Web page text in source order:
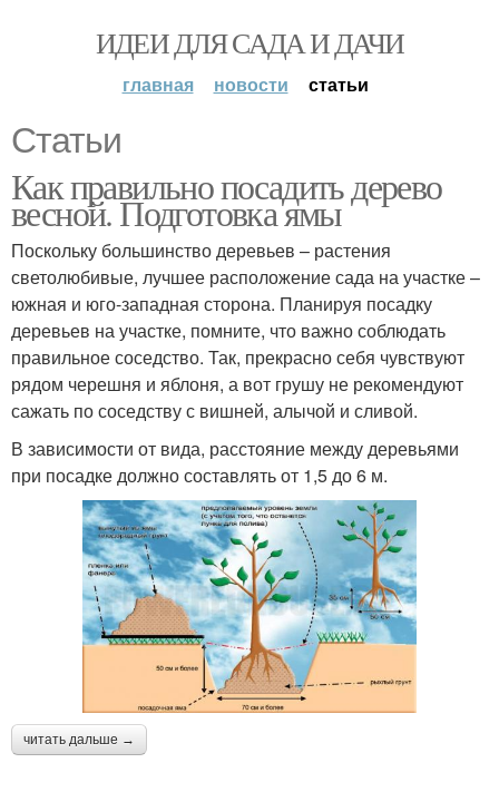
ИДЕИ ДЛЯ САДА И ДАЧИ
главная новости статьи
Статьи
Как правильно посадить дерево
весной. Подготовка ямы
Поскольку большинство деревьев – растения
светолюбивые, лучшее расположение сада на участке –
южная и юго-западная сторона. Планируя посадку
деревьев на участке, помните, что важно соблюдать
правильное соседство. Так, прекрасно себя чувствуют
рядом черешня и яблоня, а вот грушу не рекомендуют
сажать по соседству с вишней, алычой и сливой.
В зависимости от вида, расстояние между деревьями
при посадке должно составлять от 1,5 до 6 м.
читать дальше →